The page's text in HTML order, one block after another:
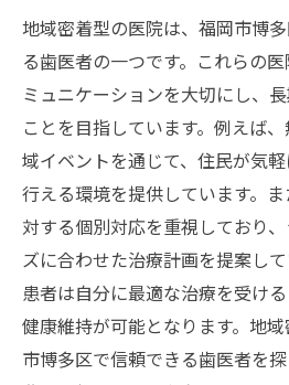
地域密着型の医院は、福岡市博
る歯医者の一つです。これらの
ミュニケーションを大切にし、
ことを目指しています。例えば
域イベントを通じて、住民が気
行える環境を提供しています。
対する個別対応を重視しており
ズに合わせた治療計画を提案して
患者は自分に最適な治療を受け
健康維持が可能となります。地
市博多区で信頼できる歯医者を探